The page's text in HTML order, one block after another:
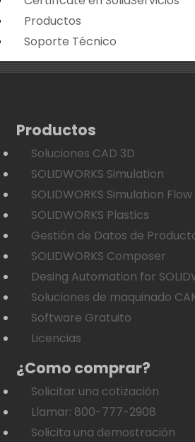
Productos
Soporte Técnico
Productos
Soluciones CAD 3D
SOLIDWORKS Simulation
SOLIDWORKS Simulation Flow
SOLIDWORKS Plastics
Gestión de Datos de
SOLIDWORKS Composer
Desing Automation for
Soluciones de maquinado
Software Gratuito
Licencias
¿Como comprar?
Solicitar una cotización
Llamar: 800-777-2908
Solicita una demostración